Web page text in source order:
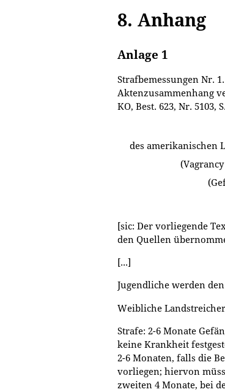
8. Anhang
Anlage 1
Strafbemessungen Nr.
Aktenzusammenhang
KO, Best. 623, Nr. 5103,
des amerikanischen
[sic: Der vorliegende
den Quellen
[...]
Jugendliche werden
Weibliche
Strafe: 2-6 Monate
keine Krankheit
2-6 Monaten, falls die
vorliegen; hiervon
zweiten 4 Monate, bei